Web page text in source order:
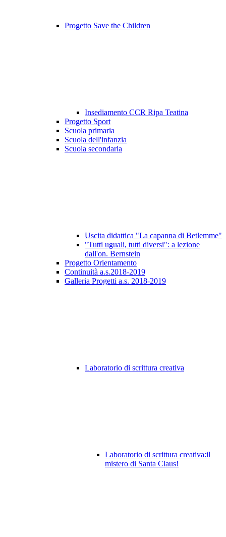
Progetto Save the Children
Insediamento CCR Ripa Teatina
Progetto Sport
Scuola primaria
Scuola dell'infanzia
Scuola secondaria
Uscita didattica "La capanna di Betlemme"
"Tutti uguali, tutti diversi": a lezione
dall'on. Bernstein
Progetto Orientamento
Continuità a.s.2018-2019
Galleria Progetti a.s. 2018-2019
Laboratorio di scrittura creativa
Laboratorio di scrittura creativa:il
mistero di Santa Claus!